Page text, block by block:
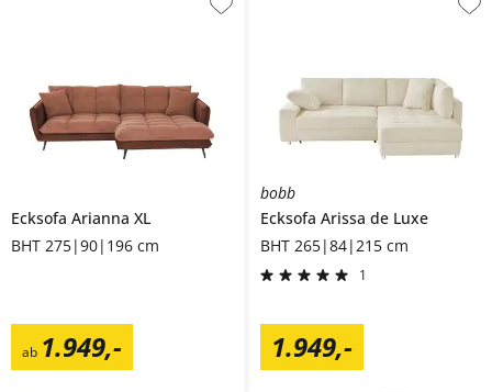
Ecksofa Arianna XL
BHT 275|90|196 cm
ab 1.949,-
bobb
Ecksofa Arissa de Luxe
BHT 265|84|215 cm
1
1.949,-